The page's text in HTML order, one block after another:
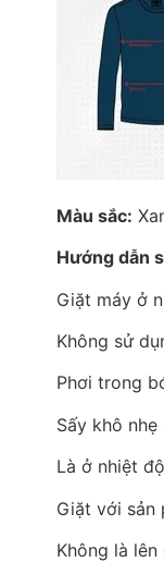
Màu sắc:
Hướng dẫn
Giặt máy ở
Không sử
Phơi trong
Sấy khô nhẹ
Là ở nhiệt
Giặt với sản
Không là